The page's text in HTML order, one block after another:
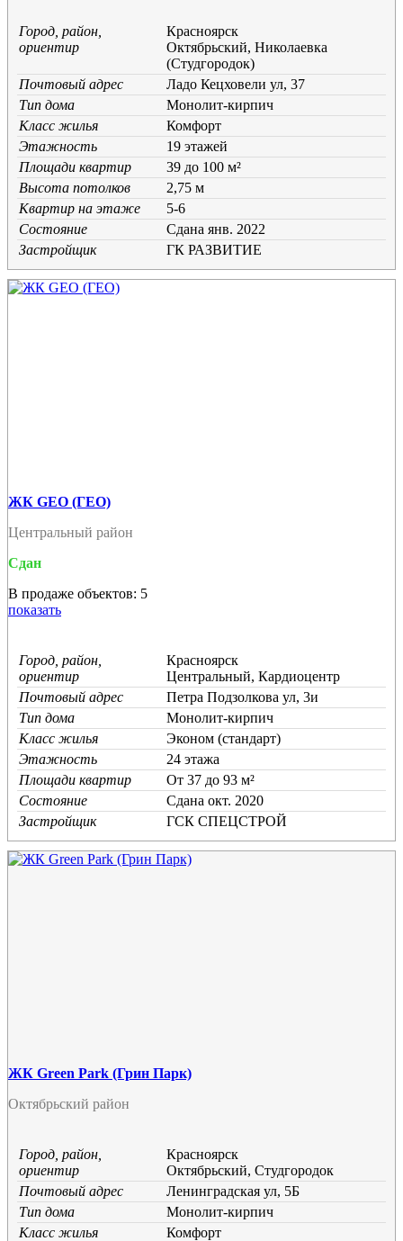
Город, район,
ориентир
Красноярск
Октябрьский, Николаевка
(Студгородок)
Почтовый адрес
Ладо Кецховели ул, 37
Тип дома
Монолит-кирпич
Класс жилья
Комфорт
Этажность
19 этажей
Площади квартир
39 до 100 м²
Высота потолков
2,75 м
Квартир на этаже
5-6
Состояние
Cдана янв. 2022
Застройщик
ГК РАЗВИТИЕ
ЖК GEO (ГЕО)
Центральный район
Сдан
В продаже объектов: 5
показать
Город, район,
ориентир
Красноярск
Центральный, Кардиоцентр
Почтовый адрес
Петра Подзолкова ул, 3и
Тип дома
Монолит-кирпич
Класс жилья
Эконом (стандарт)
Этажность
24 этажа
Площади квартир
От 37 до 93 м²
Состояние
Cдана окт. 2020
Застройщик
ГСК СПЕЦСТРОЙ
ЖК Green Park (Грин Парк)
Октябрьский район
Город, район,
ориентир
Красноярск
Октябрьский, Студгородок
Почтовый адрес
Ленинградская ул, 5Б
Тип дома
Монолит-кирпич
Класс жилья
Комфорт